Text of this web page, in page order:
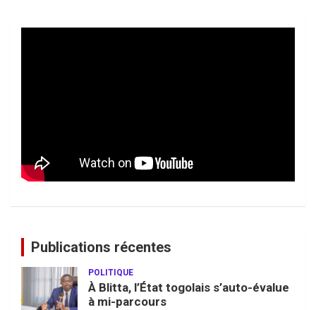
Publications récentes
POLITIQUE
À Blitta, l’État togolais s’auto-évalue
à mi-parcours